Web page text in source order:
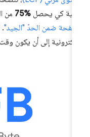
كي يحصل%75 من
ضمن الحدّ "الجيد".
إلى أن يكون وقت